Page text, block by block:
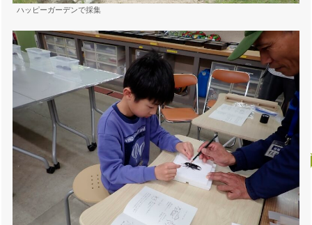
ハッピーガーデンで採集